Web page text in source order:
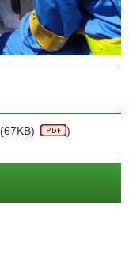
(67KB) )